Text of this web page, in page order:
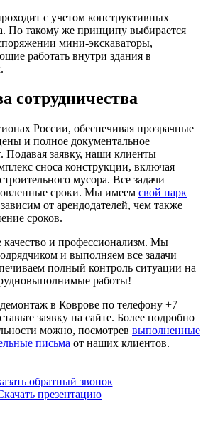
с учетом конструктивных
По такому же принципу выбирается
мини-экскаваторы,
работать внутри здания в
сотрудничества
России, обеспечивая прозрачные
и полное документальное
Подавая заявку, наши клиенты
сноса конструкции, включая
мусора. Все задачи
сроки. Мы имеем свой парк
от арендодателей, чем также
сроков.
качество и профессионализм. Мы
и выполняем все задачи
полный контроль ситуации на
работы!
в Коврове по телефону +7
заявку на сайте. Более подробно
можно, посмотрев выполненные
письма от наших клиентов.
обратный звонок
презентацию